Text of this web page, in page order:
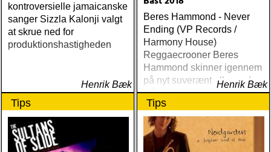
kontroversielle jamaicanske
sanger Sizzla Kalonji valgt
at skrue ned for
produktionshastigheden
Henrik Bæk
Beres Hammond - Never
Ending (VP Records /
Harmony House)
Reggaecrooner Beres
Hammond skinner igennem
på nyt suverænt album, der
måske er hans bedste
gennem tiderne
Henrik Bæk
Tips Tips